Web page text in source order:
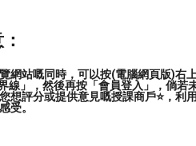
網站嘅同時，可以按(電腦網頁版)
線」，然後再按「會員登入」，倘若
想評分或提供意見嘅授課商戶⭐️，
受。